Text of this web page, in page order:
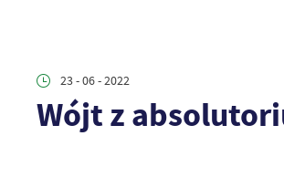
23 - 06 - 2022
Wójt z